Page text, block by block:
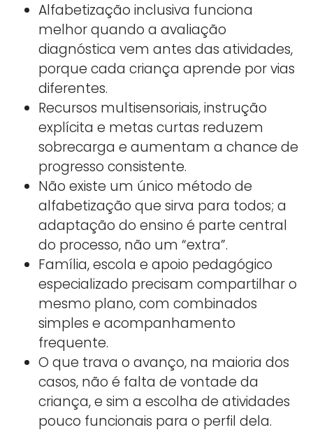
Alfabetização inclusiva funciona
melhor quando a avaliação
diagnóstica vem antes das atividades,
porque cada criança aprende por vias
diferentes.
Recursos multisensoriais, instrução
explícita e metas curtas reduzem
sobrecarga e aumentam a chance de
progresso consistente.
Não existe um único método de
alfabetização que sirva para todos; a
adaptação do ensino é parte central
do processo, não um “extra”.
Família, escola e apoio pedagógico
especializado precisam compartilhar o
mesmo plano, com combinados
simples e acompanhamento
frequente.
O que trava o avanço, na maioria dos
casos, não é falta de vontade da
criança, e sim a escolha de atividades
pouco funcionais para o perfil dela.